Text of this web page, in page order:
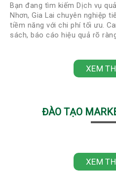
Bạn đang tìm kiếm Dịch vụ
Nhơn, Gia Lai chuyên nghiệp
tiềm năng với chi phí tối ưu.
sách, báo cáo hiệu quả rõ
XEM
ĐÀO TẠO
XEM